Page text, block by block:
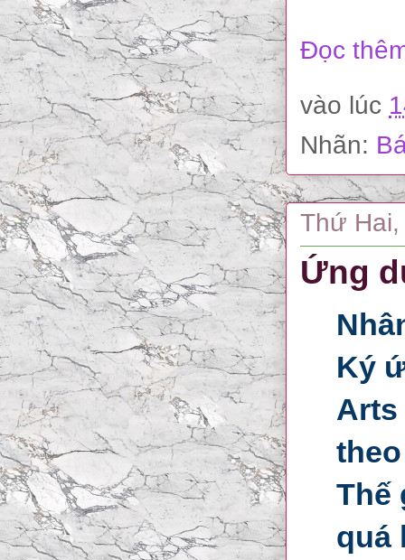
Đọc
vào lúc
Nhãn:
Thứ
Ứng
Ký
Arts
Thế
quá